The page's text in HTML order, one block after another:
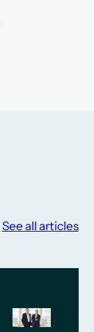
See all articles